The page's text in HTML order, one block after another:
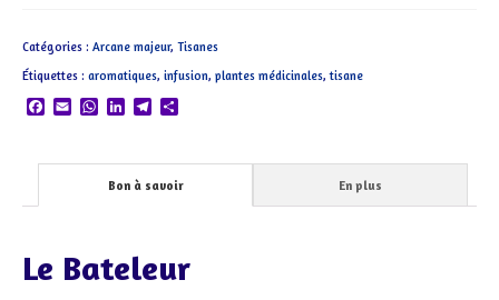
Bateleur
Catégories : Arcane majeur, Tisanes
Étiquettes : aromatiques, infusion, plantes médicinales,tisane
Facebook
EmailWhatsApp
LinkedInTelegram
Bon à savoir En plus
Le Bateleur